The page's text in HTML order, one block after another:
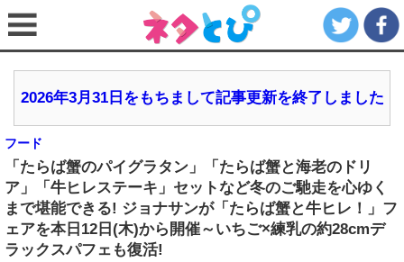
2026年3月31日をもちまして記事更新を終了しました
フード
「たらば蟹のパイグラタン」「たらば蟹と海老のドリ
ア」「牛ヒレステーキ」セットなど冬のご馳走を心ゆく
まで堪能できる! ジョナサンが「たらば蟹と牛ヒレ！」フ
ェアを本日12日(木)から開催～いちご×練乳の約28cmデ
ラックスパフェも復活!